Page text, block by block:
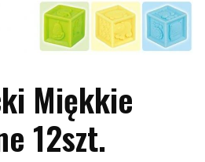
Miękkie
12szt.